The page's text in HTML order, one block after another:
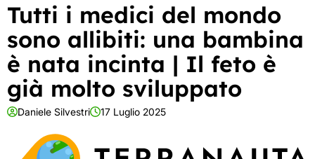
Tutti i medici del mondo
sono allibiti: una bambina
è nata incinta | Il feto è
già molto sviluppato
Daniele Silvestri 17 Luglio 2025